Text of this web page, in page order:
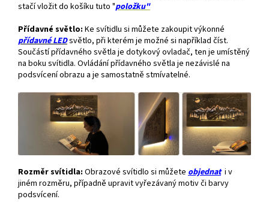
stačí vložit do košíku tuto "položku"
Přídavné světlo: Ke svítidlu si můžete zakoupit výkonné
přídavnéLEDsvětlo, při kterém je možné si například číst.
Součástí přídavného světla je dotykový ovladač, ten je umístěný
na boku svítidla. Ovládání přídavného světla je nezávislé na
podsvícení obrazu a je samostatně stmívatelné.
Rozměr svítidla: Obrazové svítidlo si můžete objednat i v
jiném rozměru, případně upravit vyřezávaný motiv či barvy
podsvícení.